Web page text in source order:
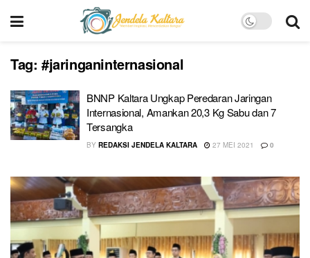
Tag: #jaringaninternasional
BNNP Kaltara Ungkap Peredaran Jaringan
Internasional, Amankan 20,3 Kg Sabu dan 7
Tersangka
BY REDAKSI JENDELA KALTARA 27 MEI 2021 0